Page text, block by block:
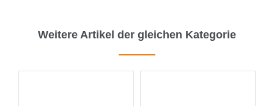
Weitere Artikel der gleichen Kategorie